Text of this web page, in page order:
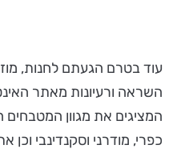
עוד בטרם הגעתם לחנות,
השראה ורעיונות מאתר
המציגים את מגוון
כפרי, מודרני וסקנדינבי וכן